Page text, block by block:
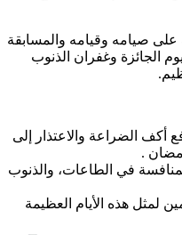
على صيامه وقيامه والمسابقة
الجائزة وغفران الذنوب
أكف الضراعة والاعتذار إلى
.
في الطاعات، والذنوب
لمثل هذه الأيام العظيمة